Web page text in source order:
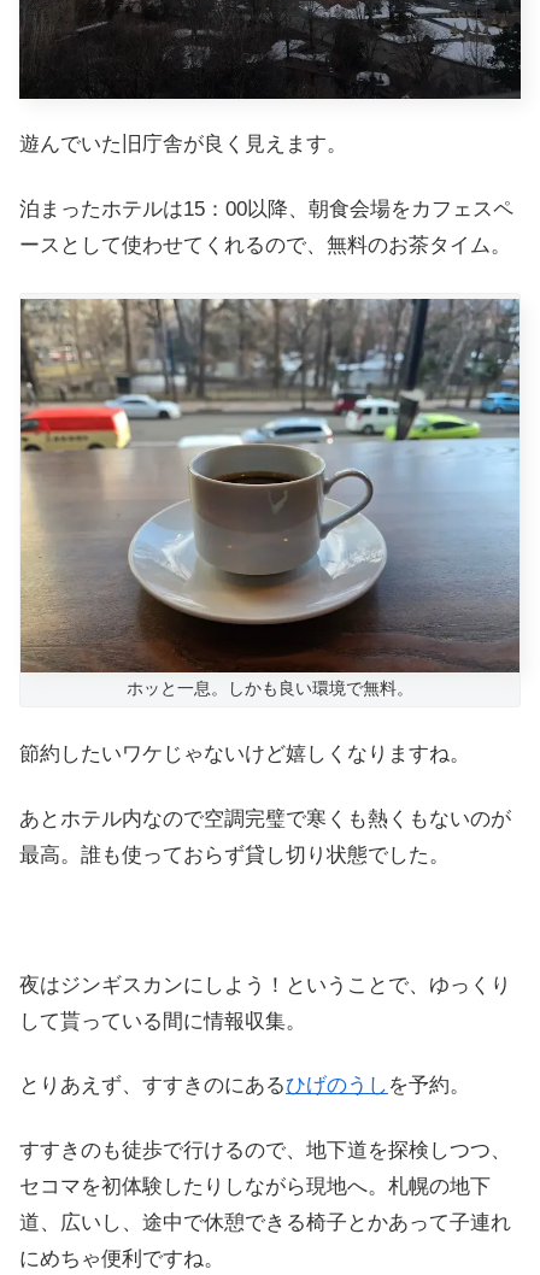
遊んでいた旧庁舎が良く見えます。
泊まったホテルは15：00以降、朝食会場をカフェスペ
ースとして使わせてくれるので、無料のお茶タイム。
ホッと一息。しかも良い環境で無料。
節約したいワケじゃないけど嬉しくなりますね。
あとホテル内なので空調完璧で寒くも熱くもないのが
最高。誰も使っておらず貸し切り状態でした。
夜はジンギスカンにしよう！ということで、ゆっくり
して貰っている間に情報収集。
とりあえず、すすきのにあるひげのうし を予約。
すすきのも徒歩で行けるので、地下道を探検しつつ、
セコマを初体験したりしながら現地へ。札幌の地下
道、広いし、途中で休憩できる椅子とかあって子連れ
にめちゃ便利ですね。